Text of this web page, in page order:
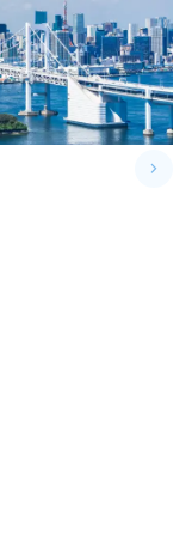
keyboard_arrow_right